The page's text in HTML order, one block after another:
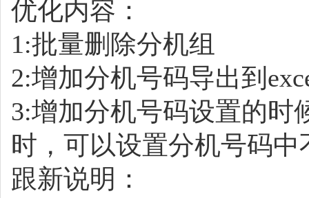
优化内容：
1:批量删除分机组
2:增加分机号码导出到
3:增加分机号码设置的时
时，可以设置分机号码中
跟新说明：